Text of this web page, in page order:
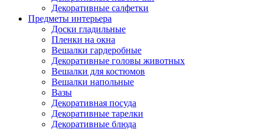
Декоративные салфетки
Предметы интерьера
Доски гладильные
Пленки на окна
Вешалки гардеробные
Декоративные головы животных
Вешалки для костюмов
Вешалки напольные
Вазы
Декоративная посуда
Декоративные тарелки
Декоративные блюда